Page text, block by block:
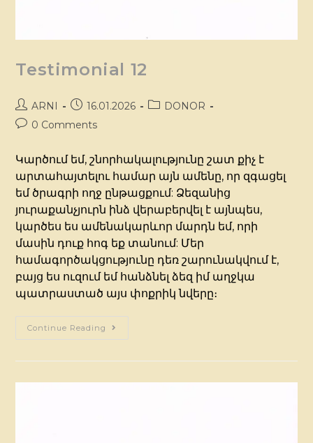
Testimonial 12
ARNI 16.01.2026
DONOR
0 Comments
Կարծում եմ, շնորհակալությունը շատ քիչ է
արտահայտելու համար այն ամենը, որ զգացել
եմ ծրագրի ողջ ընթացքում: Ձեզանից
յուրաքանչյուրն ինձ վերաբերվել է այնպես,
կարծես ես ամենակարևոր մարդն եմ, որի
մասին դուք հոգ եք տանում: Մեր
համագործակցությունը դեռ շարունակվում է,
բայց ես ուզում եմ հանձնել ձեզ իմ աղջկա
պատրաստած այս փոքրիկ նվերը։
Continue Reading